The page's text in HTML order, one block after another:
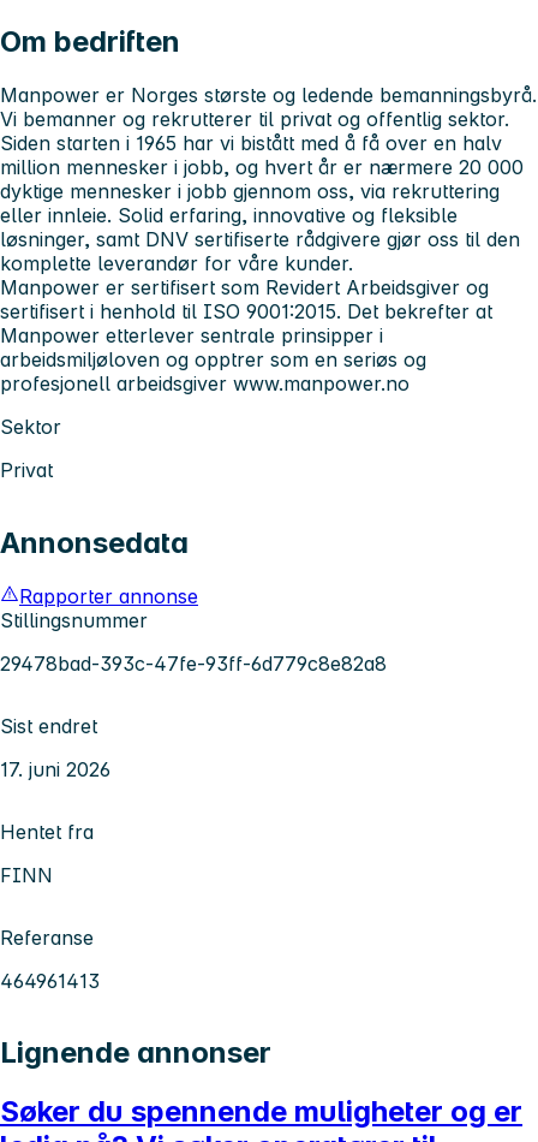
Om bedriften
Manpower er Norges største og ledende bemanningsbyrå.
Vi bemanner og rekrutterer til privat og offentlig sektor.
Siden starten i 1965 har vi bistått med å få over en halv
million mennesker i jobb, og hvert år er nærmere 20 000
dyktige mennesker i jobb gjennom oss, via rekruttering
eller innleie. Solid erfaring, innovative og fleksible
løsninger, samt DNV sertifiserte rådgivere gjør oss til den
komplette leverandør for våre kunder.
Manpower er sertifisert som Revidert Arbeidsgiver og
sertifisert i henhold til ISO 9001:2015. Det bekrefter at
Manpower etterlever sentrale prinsipper i
arbeidsmiljøloven og opptrer som en seriøs og
profesjonell arbeidsgiver www.manpower.no
Sektor
Privat
Annonsedata
Rapporter annonse
Stillingsnummer
29478bad-393c-47fe-93ff-6d779c8e82a8
Sist endret
17. juni 2026
Hentet fra
FINN
Referanse
464961413
Lignende annonser
Søker du spennende muligheter og er